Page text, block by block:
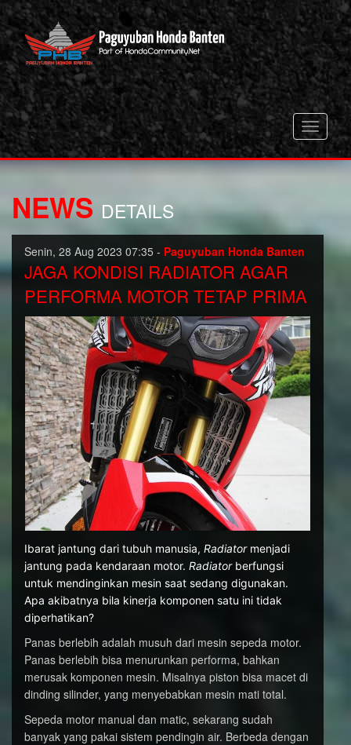
Toggle
NEWS DETAILS
Senin, 28 Aug 2023 07:35 - Paguyuban Honda Banten
JAGA KONDISI RADIATOR AGAR
PERFORMA MOTOR TETAP PRIMA
Ibarat jantung dari tubuh manusia, Radiatormenjadi
jantung pada kendaraan motor. Radiatorberfungsi
untuk mendinginkan mesin saat sedang digunakan.
Apa akibatnya bila kinerja komponen satu ini tidak
diperhatikan?
Panas berlebih adalah musuh dari mesin sepeda motor.
Panas berlebih bisa menurunkan performa, bahkan
merusak komponen mesin. Misalnya piston bisa macet di
dinding silinder, yang menyebabkan mesin mati total.
Sepeda motor manual dan matic, sekarang sudah
banyak yang pakai sistem pendingin air. Berbeda dengan